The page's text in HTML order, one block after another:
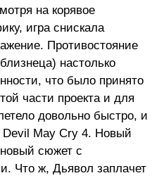
на корявое
игра снискала
Противостояние
настолько
что было принято
части проекта и для
довольно быстро, и
Devil May Cry 4. Новый
сюжет с
Что ж, Дьявол заплачет